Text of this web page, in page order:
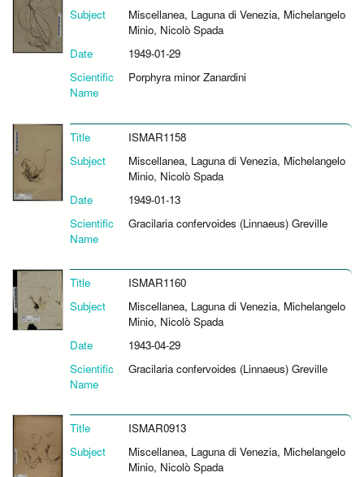
Subject
Miscellanea, Laguna di Venezia, Michelangelo
Minio, Nicolò Spada
Date
1949-01-29
Scientific
Name
Porphyra minor Zanardini
Title
ISMAR1158
Subject
Miscellanea, Laguna di Venezia, Michelangelo
Minio, Nicolò Spada
Date
1949-01-13
Scientific
Name
Gracilaria confervoides (Linnaeus) Greville
Title
ISMAR1160
Subject
Miscellanea, Laguna di Venezia, Michelangelo
Minio, Nicolò Spada
Date
1943-04-29
Scientific
Name
Gracilaria confervoides (Linnaeus) Greville
Title
ISMAR0913
Subject
Miscellanea, Laguna di Venezia, Michelangelo
Minio, Nicolò Spada